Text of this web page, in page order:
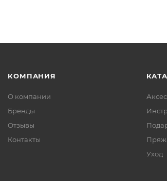
КОМПАНИЯ
О компании
Бренды
Отзывы
Контакты
Уход